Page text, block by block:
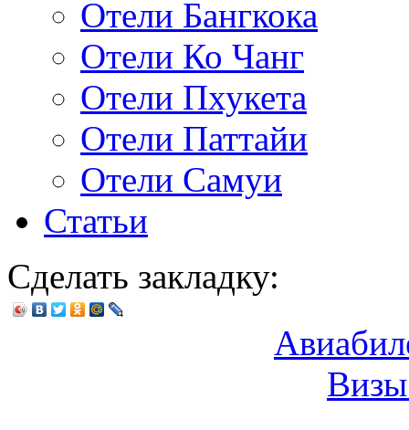
Отели Бангкока
Отели Ко Чанг
Отели Пхукета
Отели Паттайи
Отели Самуи
Статьи
Сделать закладку: